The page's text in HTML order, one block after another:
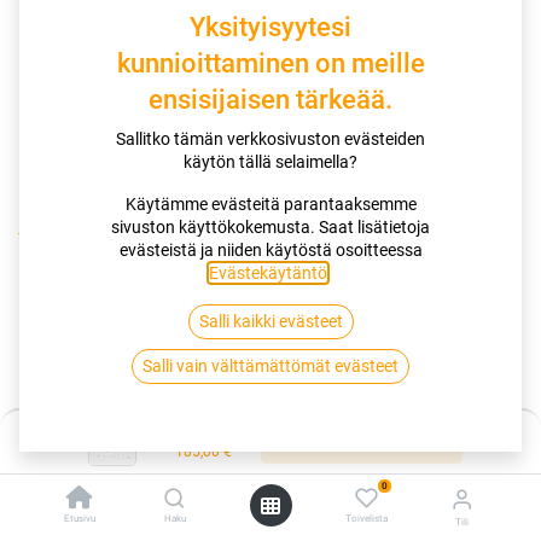
185,00€
Etusivu Haku
0
Toivelista Tili
Kauppa
195/55R19 94T CONTINENTAL ECOCONTACT 7 XL R|EVC
195/55R19 94T CONTINENTAL
ECOCONTACT 7 XL R|EVC
Tällä tuotteella ei ole kelvollista yhdistelmää.
Yksityisyytesi
kunnioittaminen on meille
ensisijaisen tärkeää.
Sallitko tämän verkkosivuston evästeiden
käytön tällä selaimella?
Käytämme evästeitä parantaaksemme
sivuston käyttökokemusta. Saat lisätietoja
evästeistä ja niiden käytöstä osoitteessa
Evästekäytäntö
Salli kaikki evästeet
Salli vain välttämättömät evästeet